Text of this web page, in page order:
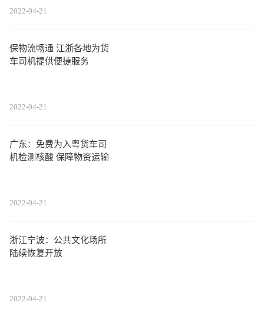
2022-04-21
保物流畅通 江浙各地为货
车司机提供便捷服务
2022-04-21
广东：免费为入粤货车司
机检测核酸 保障物资运输
2022-04-21
浙江宁波：公共文化场所
陆续恢复开放
2022-04-21